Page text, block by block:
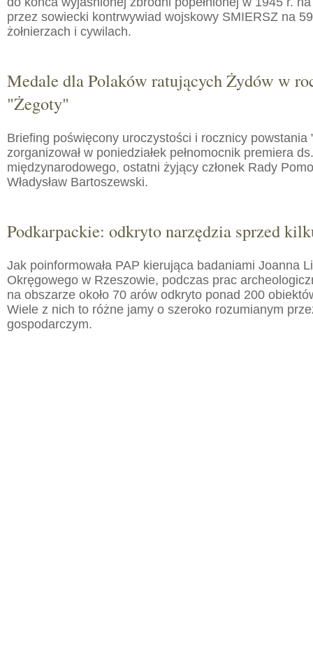
przez sowiecki kontrwywiad wojskowy SMIERSZ na
żołnierzach i cywilach.
Medale dla Polaków ratujących Żydów w
"Żegoty"
Briefing poświęcony uroczystości i rocznicy powstania
zorganizował w poniedziałek pełnomocnik premiera
międzynarodowego, ostatni żyjący członek Rady
Władysław Bartoszewski.
Podkarpackie: odkryto narzędzia sprzed
Jak poinformowała PAP kierująca badaniami Joanna
Okręgowego w Rzeszowie, podczas prac
na obszarze około 70 arów odkryto ponad 200
Wiele z nich to różne jamy o szeroko rozumianym
gospodarczym.